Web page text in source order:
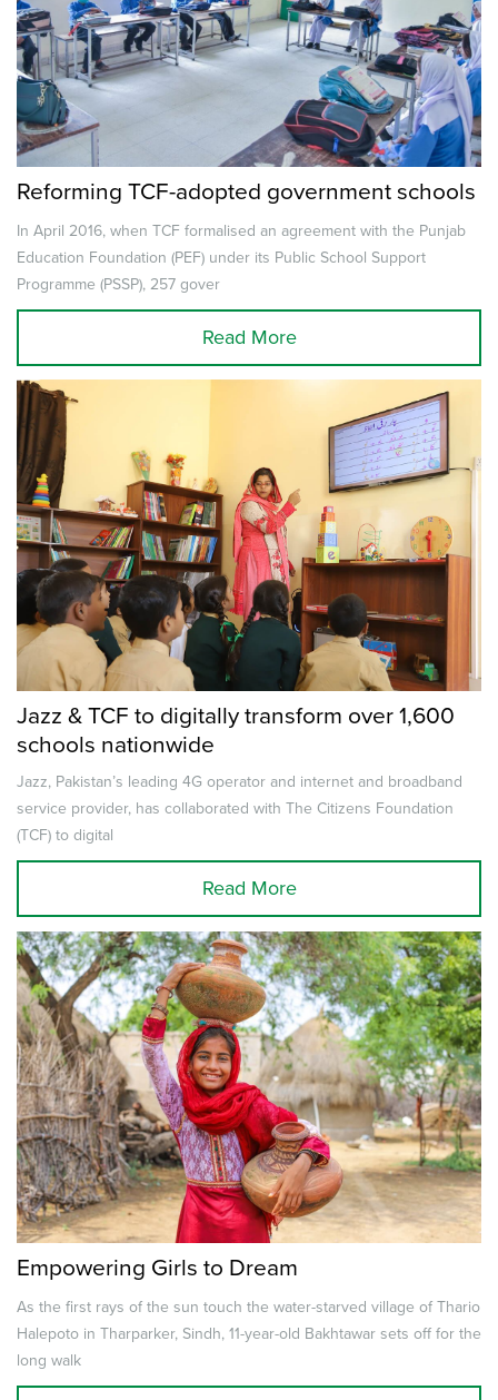
Reforming TCF-adopted government schools
In April 2016, when TCF formalised an agreement with the Punjab
Education Foundation (PEF) under its Public School Support
Programme (PSSP), 257 gover
Read More
Jazz & TCF to digitally transform over 1,600
schools nationwide
Jazz, Pakistan’s leading 4G operator and internet and broadband
service provider, has collaborated with The Citizens Foundation
(TCF) to digital
Read More
Empowering Girls to Dream
As the first rays of the sun touch the water-starved village of Thario
Halepoto in Tharparker, Sindh, 11-year-old Bakhtawar sets off for the
long walk